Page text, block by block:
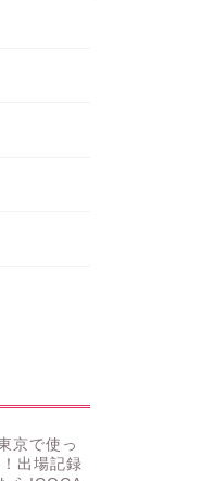
京で使っ
出場記録